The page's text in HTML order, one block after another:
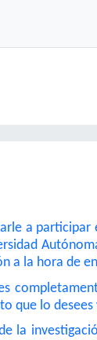
a participar
a la hora de
que lo
la